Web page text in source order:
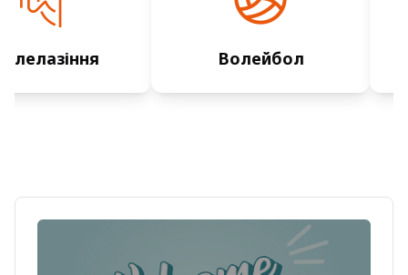
Волейбол